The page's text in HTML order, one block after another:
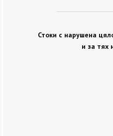
Стоки с нарушена
и за тях